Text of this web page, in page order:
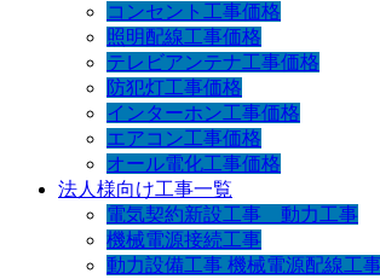
コンセント工事価格
照明配線工事価格
テレビアンテナ工事価格
防犯灯工事価格
インターホン工事価格
エアコン工事価格
オール電化工事価格
法人様向け工事一覧
電気契約新設工事 動力工事
機械電源接続工事
動力設備工事 機械電源配線工